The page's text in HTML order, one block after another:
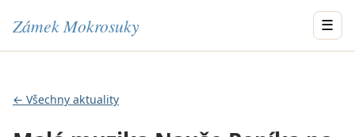
Zámek Mokrosuky ☰
← Všechny aktuality